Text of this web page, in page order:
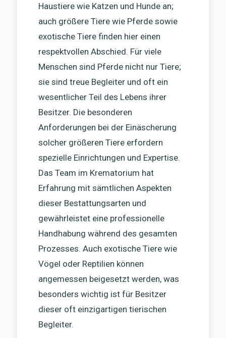
Haustiere wie Katzen und Hunde an;
auch größere Tiere wie Pferde sowie
exotische Tiere finden hier einen
respektvollen Abschied. Für viele
Menschen sind Pferde nicht nur Tiere;
sie sind treue Begleiter und oft ein
wesentlicher Teil des Lebens ihrer
Besitzer. Die besonderen
Anforderungen bei der Einäscherung
solcher größeren Tiere erfordern
spezielle Einrichtungen und Expertise.
Das Team im Krematorium hat
Erfahrung mit sämtlichen Aspekten
dieser Bestattungsarten und
gewährleistet eine professionelle
Handhabung während des gesamten
Prozesses. Auch exotische Tiere wie
Vögel oder Reptilien können
angemessen beigesetzt werden, was
besonders wichtig ist für Besitzer
dieser oft einzigartigen tierischen
Begleiter.